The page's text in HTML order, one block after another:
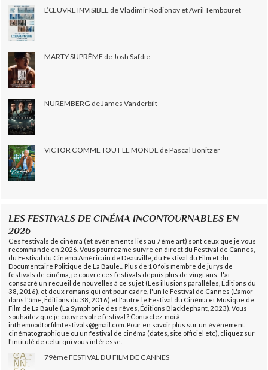
L’ŒUVRE INVISIBLE de Vladimir Rodionov et Avril Tembouret
MARTY SUPRÊME de Josh Safdie
NUREMBERG de James Vanderbilt
VICTOR COMME TOUT LE MONDE de Pascal Bonitzer
LES FESTIVALS DE CINÉMA INCONTOURNABLES EN
2026
Ces festivals de cinéma (et évènements liés au 7ème art) sont ceux que je vous
recommande en 2026. Vous pourrez me suivre en direct du Festival de Cannes,
du Festival du Cinéma Américain de Deauville, du Festival du Film et du
Documentaire Politique de La Baule... Plus de 10 fois membre de jurys de
festivals de cinéma, je couvre ces festivals depuis plus de vingt ans. J'ai
consacré un recueil de nouvelles à ce sujet (Les illusions parallèles, Éditions du
38, 2016), et deux romans qui ont pour cadre, l'un le Festival de Cannes (L'amor
dans l'âme, Éditions du 38, 2016) et l'autre le Festival du Cinéma et Musique de
Film de La Baule (La Symphonie des rêves, Éditions Blacklephant, 2023). Vous
souhaitez que je couvre votre festival ? Contactez-moi à
inthemoodforfilmfestivals@gmail.com. Pour en savoir plus sur un évènement
cinématographique ou un festival de cinéma (dates, site officiel etc), cliquez sur
l'intitulé de celui qui vous intéresse.
79ème FESTIVAL DU FILM DE CANNES